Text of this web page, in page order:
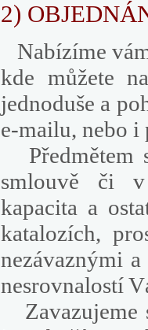
2)
Nabízíme
kde můžete
jednoduše a
e-mailu, nebo i
Předmětem
smlouvě či v
kapacita a
katalozích,
nezávaznými
nesrovnalostí
Zavazujeme